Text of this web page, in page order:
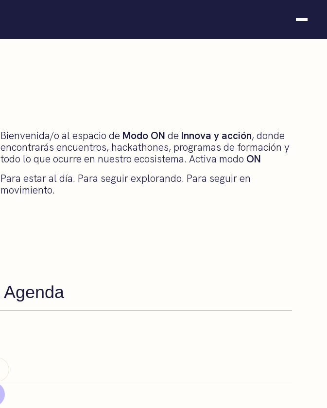
Bienvenida/o al espacio de Modo ON de Innova y acción, donde
encontrarás encuentros, hackathones, programas de formación y
todo lo que ocurre en nuestro ecosistema. Activa modo ON
Para estar al día. Para seguir explorando. Para seguir en
movimiento.
Agenda